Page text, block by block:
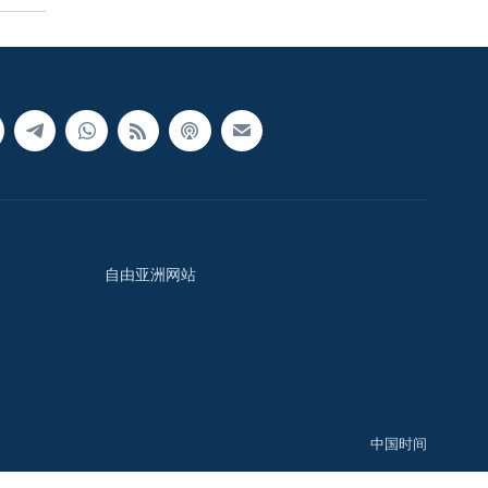
自由亚洲网站
中国时间